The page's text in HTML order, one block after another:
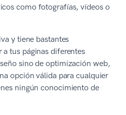
como fotografías, vídeos o
y tiene bastantes
tus páginas diferentes
sino de optimización web,
opción válida para cualquier
ningún conocimiento de